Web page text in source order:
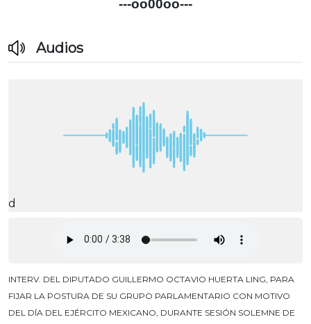
---oo00oo---
Audios
d
INTERV. DEL DIPUTADO GUILLERMO OCTAVIO HUERTA LING, PARA
FIJAR LA POSTURA DE SU GRUPO PARLAMENTARIO CON MOTIVO
DEL DÍA DEL EJÉRCITO MEXICANO, DURANTE SESIÓN SOLEMNE DE